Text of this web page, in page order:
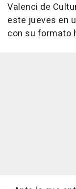
Valenci de
este jueves en
con su formato